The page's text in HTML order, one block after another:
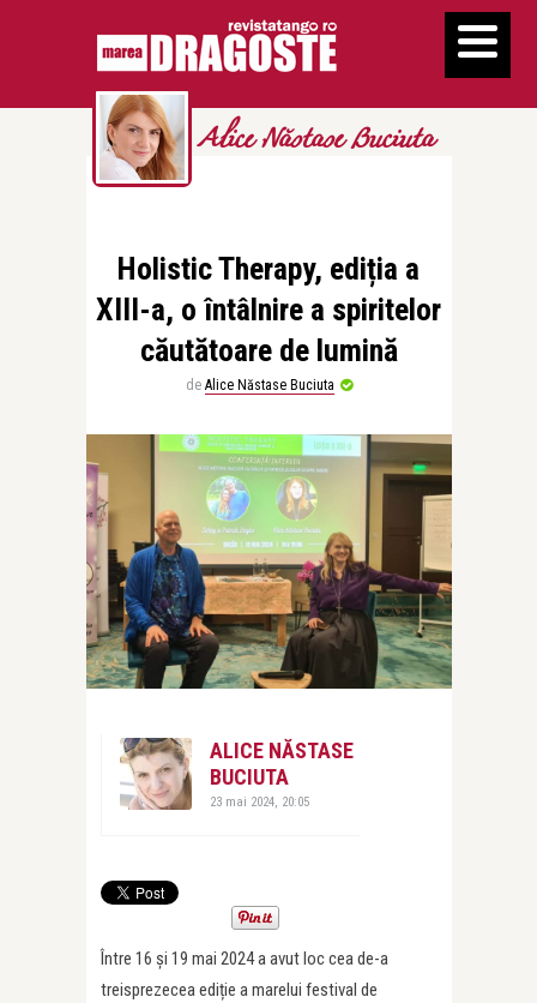
Alice Năstase Buciuta
Holistic Therapy, ediția a
XIII-a, o întâlnire a spiritelor
căutătoare de lumină
de Alice Năstase Buciuta
ALICE NĂSTASE
BUCIUTA
23 mai 2024, 20:05
Între 16 și 19 mai 2024 a avut loc cea de-a
treisprezecea ediție a marelui festival de